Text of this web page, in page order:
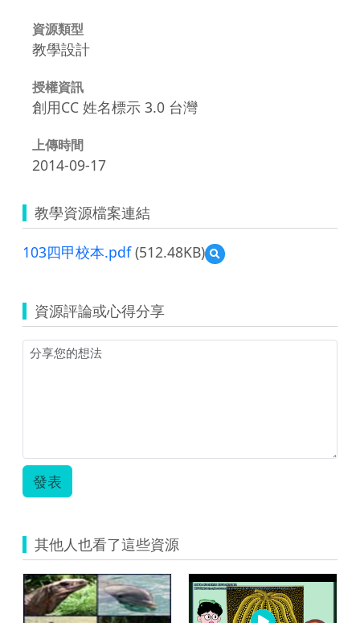
資源類型
教學設計
授權資訊
創用CC 姓名標示 3.0 台灣
上傳時間
2014-09-17
教學資源檔案連結
103四甲校本.pdf(512.48KB)
預
覽
校
本.pdf
資源評論或心得分享
發表
其他人也看了這些資源